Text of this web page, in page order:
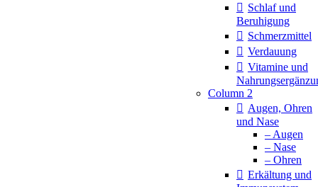
Schlaf und
Beruhigung
Schmerzmittel
Verdauung
Vitamine und
Column 2
Augen, Ohren
und Nase
– Augen
– Nase
– Ohren
Erkältung und